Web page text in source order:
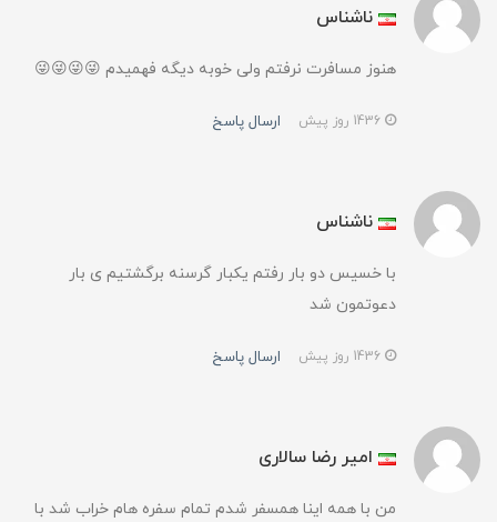
ناشناس
هنوز مسافرت نرفتم ولی خوبه دیگه فهمیدم 😜😜😜😜
ارسال پاسخ
ناشناس
با خسیس دو بار رفتم یکبار گرسنه برگشتیم ی بار
دعوتمون شد
ارسال پاسخ
امیر رضا سالاری
من با همه اینا همسفر شدم تمام سفره هام خراب شد با